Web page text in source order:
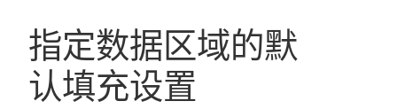
指定数据区域的默
认填充设置